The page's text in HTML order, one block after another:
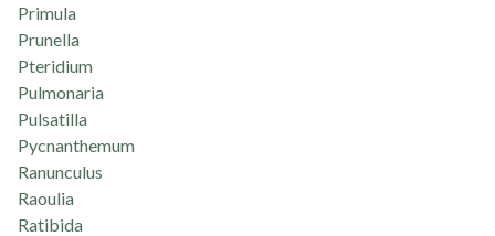
Primula
Prunella
Pteridium
Pulmonaria
Pulsatilla
Pycnanthemum
Ranunculus
Raoulia
Ratibida